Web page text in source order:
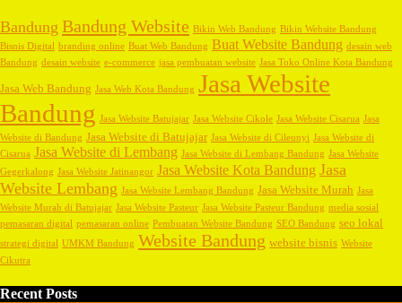
Bandung Bandung Website Bikin Web Bandung Bikin Website Bandung
Bisnis Digital branding online Buat Web Bandung Buat Website Bandung desain web
Bandung desain website e-commerce jasa pembuatan website Jasa Toko Online Kota Bandung
Jasa Web Bandung Jasa Web Kota Bandung Jasa Website
Bandung Jasa Website Batujajar Jasa Website Cikole Jasa Website Cisarua Jasa
Website di Bandung Jasa Website di Batujajar Jasa Website di Cileunyi Jasa Website di
Cisarua Jasa Website di Lembang Jasa Website di Lembang Bandung Jasa Website
Gegerkalong Jasa Website Jatinangor Jasa Website Kota Bandung Jasa
Website Lembang Jasa Website Lembang Bandung Jasa Website Murah Jasa
Website Murah di Batujajar Jasa Website Pasteur Jasa Website Pasteur Bandung media sosial
pemasaran digital pemasaran online Pembuatan Website Bandung SEO Bandung seo lokal
strategi digital UMKM Bandung Website Bandung website bisnis Website
Cikutra
Recent Posts